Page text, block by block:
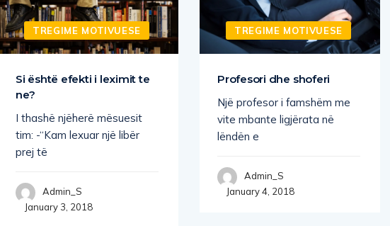
TREGIME MOTIVUESE
Si është efekti i leximit te
ne?
I thashë njëherë mësuesit
tim: -“Kam lexuar një libër
prej të
Admin_S
January 3, 2018
TREGIME MOTIVUESE
Profesori dhe shoferi
Një profesor i famshëm me
vite mbante ligjërata në
lëndën e
Admin_S
January 4, 2018